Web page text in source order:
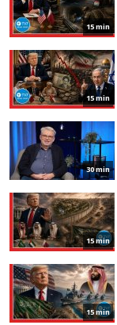
15 min
15 min
30 min
15 min
15 min